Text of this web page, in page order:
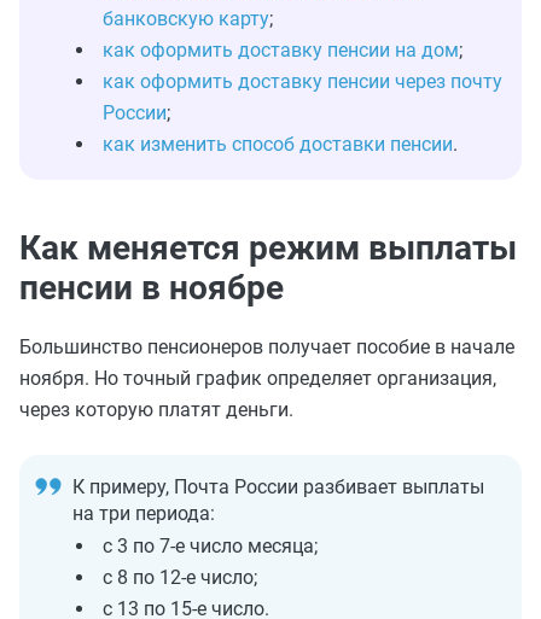
банковскую карту;
как оформить доставку пенсии на дом;
как оформить доставку пенсии через почту
России;
как изменить способ доставки пенсии.
Как меняется режим выплаты
пенсии в ноябре
Большинство пенсионеров получает пособие в начале
ноября. Но точный график определяет организация,
через которую платят деньги.
К примеру, Почта России разбивает выплаты
на три периода:
с 3 по 7-е число месяца;
с 8 по 12-е число;
с 13 по 15-е число.